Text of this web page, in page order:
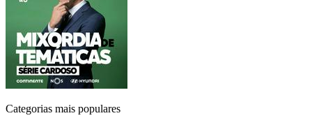
Categorias mais populares